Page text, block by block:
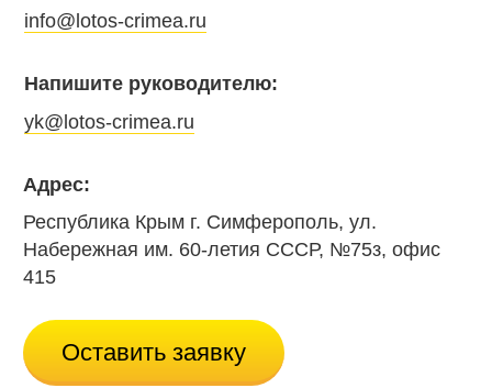
info@lotos-crimea.ru
Напишите руководителю:
yk@lotos-crimea.ru
Адрес:
Республика Крым г. Симферополь, ул.
Набережная им. 60-летия СССР, №75з, офис
415
Оставить заявку